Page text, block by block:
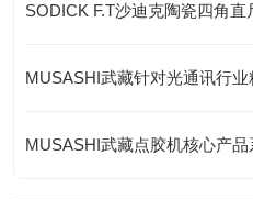
MUSASHI武藏点胶机核心产